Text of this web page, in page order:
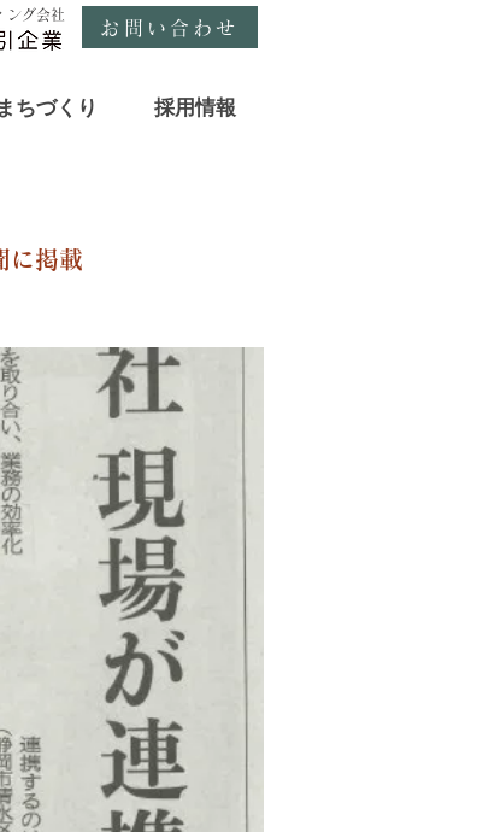
ング会社
お問い合わせ
ちづくり 採用情報
に掲載